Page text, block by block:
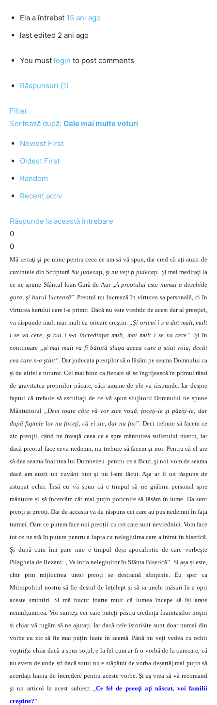
Ela a întrebat 15 ani ago
last edited 2 ani ago
You must login to post comments
Răspunsuri (1)
Filter
Sortează după: Cele mai multe voturi
Newest First
Oldest First
Random
Recent activ
Răspunde la această întrebare
0
0
Mă iertaţi şi pe mine pentru ceea ce am să vă spun, dar cred că aţi auzit de
cuvintele din ScripturăNu judecaţi, şi nu veţi fi judecaţi. Şi mai meditaţi la
ce ne spune Sfântul Ioan Gură de Aur „A preotului este numai a deschide
gura, şi harul lucrează”. Preotul nu lucrează în virtutea sa personală, ci în
virtutea harului care l-a primit. Dacă nu este vrednic de acest dar al preoţiei,
va răspunde mult mai mult ca oricare creştin. „Şi oricui i s-a dat mult, mult
i se va cere, şi cui i s-a încredinţat mult, mai mult i se va cere”. Şi în
continuare „şi mai mult va fi bătută sluga aceea care a ştiut voia, decât
cea care n-a ştiut”. Dar judecata preoţilor să o lăsăm pe seama Domnului ca
şi de altfel a tuturor. Cel mai bine ca fiecare să se îngrijească în primul rând
de gravitatea propriilor păcate, căci anume de ele va răspunde. Iar despre
faptul că trebuie să ascultaţi de ce vă spun slujitorii Domnului ne spune
Mântuitorul „Deci toate câte vă vor zice vouă, faceţi-le şi păziţi-le; dar
după faptele lor nu faceţi, că ei zic, dar nu fac”. Deci trebuie să facem ce
zic preoţii, când ne învaţă ceea ce e spre mântuirea sufletului nostru, iar
dacă preotul face ceva nedemn, nu trebuie să facem şi noi. Pentru că el are
să dea seama înaintea lui Dumnezeu pentru ce a făcut, şi noi vom da seama
dacă am auzit un cuvânt bun şi nu l-am făcut. Așa ar fi un răspuns de
astupat ochii. Însă eu vă spun că e timpul să ne grăbim personal spre
mântuire și să încercăm cât mai puțin poticnire să lăsăm în lume. Da sunt
preoți și preoți. Dar de aceasta va da răspuns cei care au pus nedemni în fața
turmei. Oare ce putem face noi preoții cu cei care sunt nevrednici. Vom face
tot ce ne stă în putere pentru a lupta cu nelegiuirea care a intrat în biserică.
Și după cum îmi pare mie e timpul deja apocaliptic de care vorbește
Pilagheia de Rezani: „Va intra nelegiuitor în Sfânta Biserică”. Și așa și este,
chir prin mijlocirea unor preoți se destramă sfințenie. Eu sper ca
Mitropolitul nostru să fie destul de înțelept și să ia unele măsuri în a opri
aceste smintiri. Și mă bucur foarte mult că lumea începe să își arate
nemulțumirea. Voi sunteți cei care puteți păstra credința înaintașilor noștri
și chiar vă rugăm să ne ajutați. Iar dacă cele istorisite sunt doar numai din
vorbe eu zic să fie mai puțin luate în seamă. Până nu veți vedea cu ochii
voștri(și chiar dacă a spus soțul, e la fel cum ar fi o vorbă de la oarecare, că
nu avem de unde ști dacă soțul nu e stăpânit de vorba deșartă) mai puțin să
acordați haina de încredere pentru aceste vorbe. Şi aş vrea să vă recomand
şi un articol la acest subiect „Ce fel de preoţi aţi născut, voi familii
creştine?”.